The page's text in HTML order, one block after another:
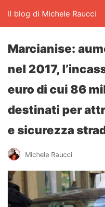
Il blog di Michele Raucci
Marcianise:
nel 2017,
euro di cui 86
destinati per
e sicurezza
Michele Raucci